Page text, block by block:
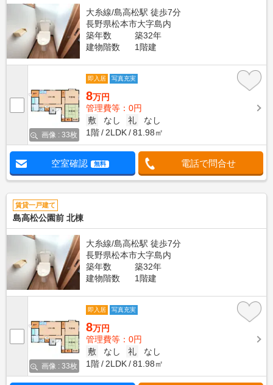
大糸線/島高松駅 徒歩7分
長野県松本市大字島内
築年数
築32年
建物階数
1階建
画像 : 33枚
即入居 写真充実
8万円
管理費等：0円
敷
なし 礼
なし
1階
2LDK 81.98㎡
空室確認 無料 電話で問合せ
賃貸一戸建て
島高松公園前 北棟
大糸線/島高松駅 徒歩7分
長野県松本市大字島内
築年数
築32年
建物階数
1階建
画像 : 33枚
即入居 写真充実
8万円
管理費等：0円
敷
なし 礼
なし
1階
2LDK 81.98㎡